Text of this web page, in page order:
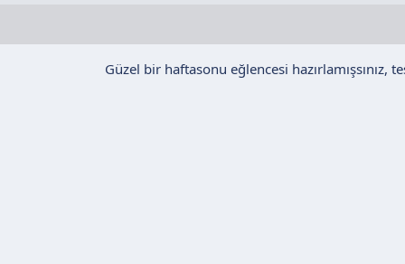
Güzel bir haftasonu eğlencesi hazırlamışsınız,